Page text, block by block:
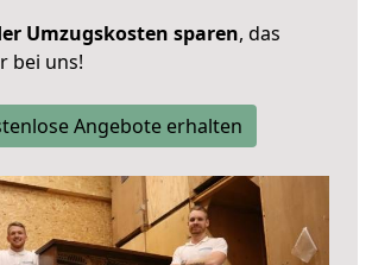
Umzugskosten sparen, das
bei uns!
Angebote erhalten